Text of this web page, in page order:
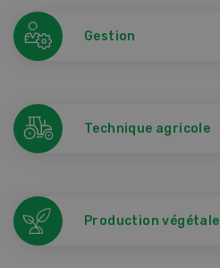
Gestion
Technique agricole
Production végétale